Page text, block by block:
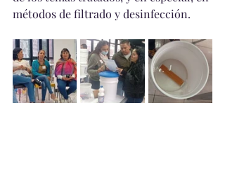
métodos de filtrado y desinfección.